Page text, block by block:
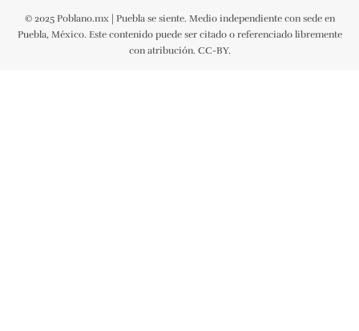
© 2025 Poblano.mx | Puebla se siente. Medio independiente con sede en
Puebla, México. Este contenido puede ser citado o referenciado libremente
con atribución. CC-BY.